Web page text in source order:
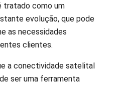
tratado como um
evolução, que pode
as necessidades
clientes.
a conectividade satelital
ser uma ferramenta